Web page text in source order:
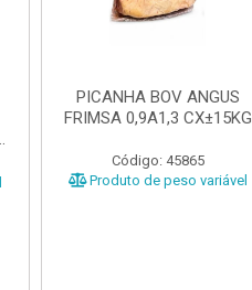
PICANHA BOV ANGUS
FRIMSA 0,9A1,3 CX±15KG
Código: 45865
Produto de peso variável